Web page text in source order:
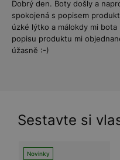
Dobrý den. Boty došly a
spokojená s popisem
úzké lýtko a málokdy mi
popisu produktu mi
úžasně :-)
Sestavte si
Novinky